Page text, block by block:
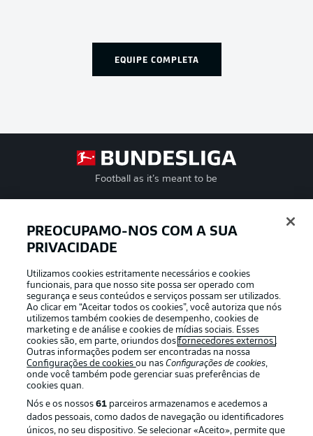
EQUIPE COMPLETA
Football as it’s meant to be
APLICATIVO DA BUNDESLIGA
Oferecido por
PREOCUPAMO-NOS COM A SUA
PRIVACIDADE
Utilizamos cookies estritamente necessários e cookies
funcionais, para que nosso site possa ser operado com
segurança e seus conteúdos e serviços possam ser utilizados.
Ao clicar em “Aceitar todos os cookies”, você autoriza que nós
utilizemos também cookies de desempenho, cookies de
marketing e de análise e cookies de mídias sociais. Esses
cookies são, em parte, oriundos dosfornecedores externos .
Outras informações podem ser encontradas na nossa
Configurações de cookiesou nasConfigurações de cookies,
onde você também pode gerenciar suas preferências de
cookies quan.
Nós e os nossos61 parceiros armazenamos e acedemos a
dados pessoais, como dados de navegação ou identificadores
únicos, no seu dispositivo. Se selecionar «Aceito», permite que